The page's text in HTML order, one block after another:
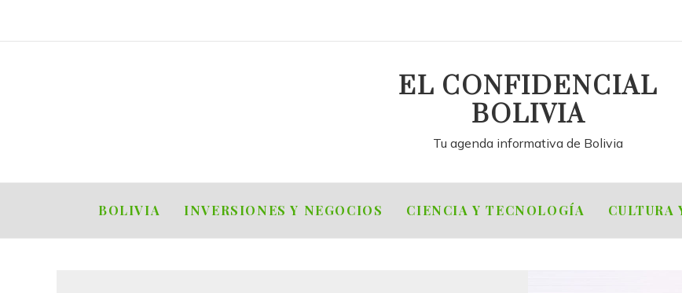
EL CONFIDENCIAL
BOLIVIA
Tu agenda informativa de Bolivia
BOLIVIA INVERSIONES Y NEGOCIOS CIENCIA Y TECNOLOGÍA CULTURA